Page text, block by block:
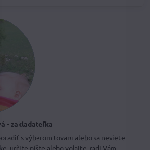
- zakladateľka
s výberom tovaru alebo sa neviete
určite píšte alebo volajte, radi Vám